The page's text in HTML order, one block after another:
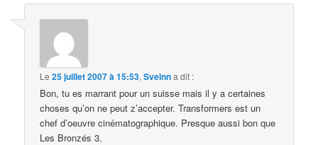
Le25 juillet 2007 à 15:53,Sveinna dit :
Bon, tu es marrant pour un suisse mais il y a certaines
choses qu’on ne peut z’accepter. Transformers est un
chef d’oeuvre cinématographique. Presque aussi bon que
Les Bronzés 3.